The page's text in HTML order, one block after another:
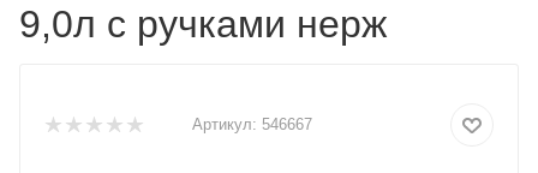
9,0л с ручками нерж
Артикул: 546667